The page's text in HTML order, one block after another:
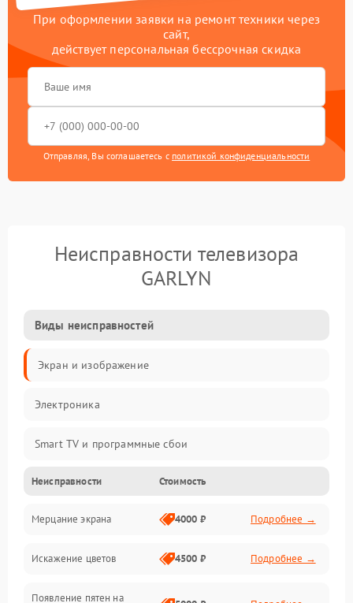
При оформлении заявки на ремонт техники через
сайт,
действует персональная бессрочная скидка
Отправляя, Вы соглашаетесь с политикой конфиденциальности
Неисправности телевизора
GARLYN
Виды неисправностей
Экран и изображение
Электроника
Smart TV и программные сбои
Питание и запуск
Подсветка и LED-модули
Звук и аудиосистема
Неисправности Стоимость
Мерцание экрана 4000 ₽ Подробнее →
Искажение цветов 4500 ₽ Подробнее →
Появление пятен на